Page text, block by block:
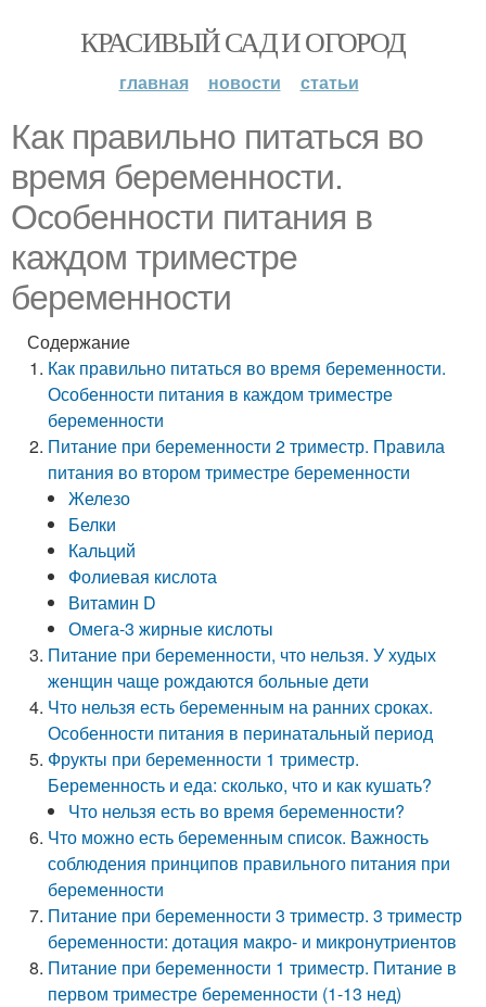
КРАСИВЫЙ САД И ОГОРОД
главная новости статьи
Как правильно питаться во
время беременности.
Особенности питания в
каждом триместре
беременности
Содержание
Как правильно питаться во время беременности.
Особенности питания в каждом триместре
беременности
Питание при беременности 2 триместр. Правила
питания во втором триместре беременности
Железо
Белки
Кальций
Фолиевая кислота
Витамин D
Омега-3 жирные кислоты
Питание при беременности, что нельзя. У худых
женщин чаще рождаются больные дети
Что нельзя есть беременным на ранних сроках.
Особенности питания в перинатальный период
Фрукты при беременности 1 триместр.
Беременность и еда: сколько, что и как кушать?
Что нельзя есть во время беременности?
Что можно есть беременным список. Важность
соблюдения принципов правильного питания при
беременности
Питание при беременности 3 триместр. 3 триместр
беременности: дотация макро- и микронутриентов
Питание при беременности 1 триместр. Питание в
первом триместре беременности (1-13 нед)